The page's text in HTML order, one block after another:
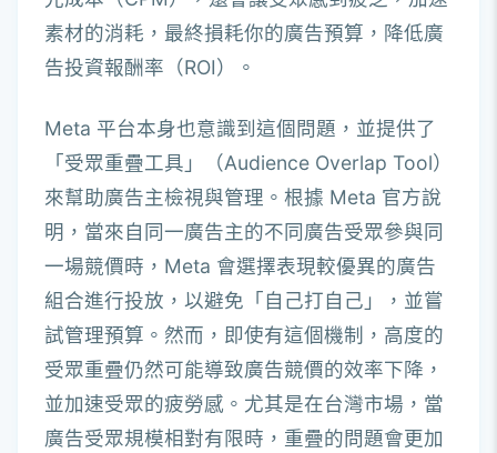
素材的消耗，最終損耗你的廣告預算，降低廣
告投資報酬率（ROI）。
Meta 平台本身也意識到這個問題，並提供了
「受眾重疊工具」（Audience Overlap Tool）
來幫助廣告主檢視與管理。根據 Meta 官方說
明，當來自同一廣告主的不同廣告受眾參與同
一場競價時，Meta 會選擇表現較優異的廣告
組合進行投放，以避免「自己打自己」，並嘗
試管理預算。然而，即使有這個機制，高度的
受眾重疊仍然可能導致廣告競價的效率下降，
並加速受眾的疲勞感。尤其是在台灣市場，當
廣告受眾規模相對有限時，重疊的問題會更加